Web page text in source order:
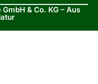
& Co. KG – Aus